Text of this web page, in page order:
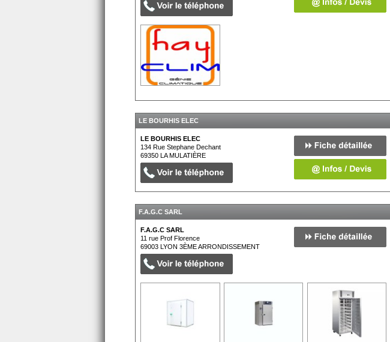
LE BOURHIS ELEC
LE BOURHIS ELEC
134 Rue Stephane Dechant
69350LA MULATIÈRE
F.A.G.C SARL
F.A.G.C SARL
11 rue Prof Florence
69003LYON 3ÈME ARRONDISSEMENT